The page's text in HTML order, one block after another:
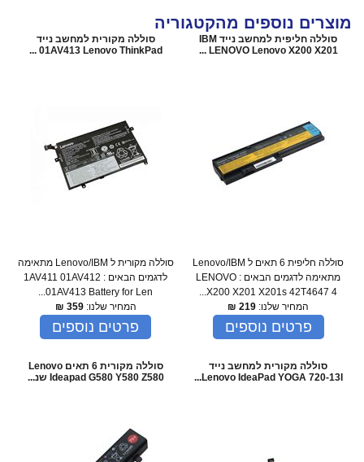
מוצרים נוספים מהקטגוריה
סוללה חליפית למחשב נייד IBM
LENOVO Lenovo X200 X201 ...
סוללה חליפית 6 תאים ל Lenovo/IBM
מתאימה לדגמים הבאים : LENOVO
X200 X201 X201s 42T4647 4...
המחיר שלנו: 219
₪
פרטים נוספים
סוללה מקורית למחשב נייד
01AV413 Lenovo ThinkPad ...
סוללה מקורית ל Lenovo/IBM מתאימה
לדגמים הבאים : 1AV411 01AV412
01AV413 Battery for Len...
המחיר שלנו:359
₪
פרטים נוספים
סוללה מקורית למחשב נייד
Lenovo IdeaPad YOGA 720-13I...
סוללה מקורית 6 תאים Lenovo
Ideapad G580 Y580 Z580 שנ...